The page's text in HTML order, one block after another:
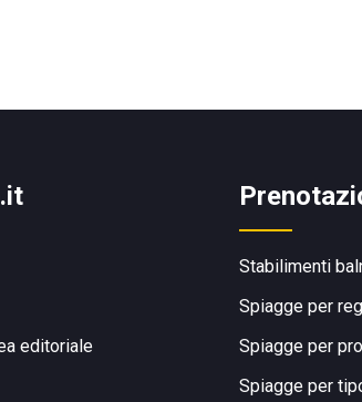
editoriale
Stabilimenti
Spiagge per
Spiagge per
Spiagge per